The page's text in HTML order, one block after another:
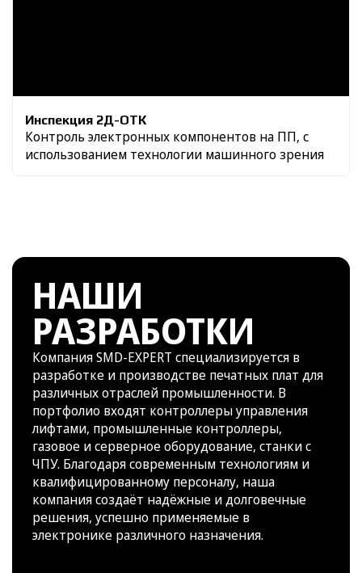
Инспекция 2Д-ОТК
Контроль электронных компонентов на ПП, с
использованием технологии машинного зрения
НАШИ
РАЗРАБОТКИ
Компания SMD-EXPERT специализируется в
разработке и производстве печатных плат для
различных отраслей промышленности. В
портфолио входят контроллеры управления
лифтами, промышленные контроллеры,
газовое и серверное оборудование, станки с
ЧПУ. Благодаря современным технологиям и
квалифицированному персоналу, наша
компания создаёт надёжные и долговечные
решения, успешно применяемые в
электронике различного назначения.